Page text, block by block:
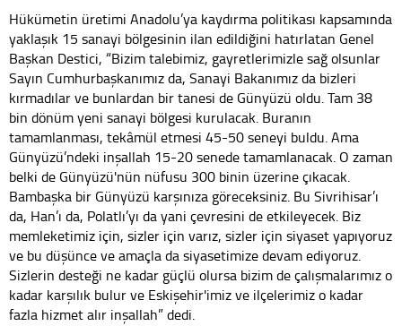
Hükümetin üretimi Anadolu’ya kaydırma politikası kapsamında
yaklaşık 15 sanayi bölgesinin ilan edildiğini hatırlatan Genel
Başkan Destici, “Bizim talebimiz, gayretlerimizle sağ olsunlar
Sayın Cumhurbaşkanımız da, Sanayi Bakanımız da bizleri
kırmadılar ve bunlardan bir tanesi de Günyüzü oldu. Tam 38
bin dönüm yeni sanayi bölgesi kurulacak. Buranın
tamamlanması, tekâmül etmesi 45-50 seneyi buldu. Ama
Günyüzü’ndeki inşallah 15-20 senede tamamlanacak. O zaman
belki de Günyüzü'nün nüfusu 300 binin üzerine çıkacak.
Bambaşka bir Günyüzü karşınıza göreceksiniz. Bu Sivrihisar’ı
da, Han’ı da, Polatlı’yı da yani çevresini de etkileyecek. Biz
memleketimiz için, sizler için varız, sizler için siyaset yapıyoruz
ve bu düşünce ve amaçla da siyasetimize devam ediyoruz.
Sizlerin desteği ne kadar güçlü olursa bizim de çalışmalarımız o
kadar karşılık bulur ve Eskişehir'imiz ve ilçelerimiz o kadar
fazla hizmet alır inşallah” dedi.